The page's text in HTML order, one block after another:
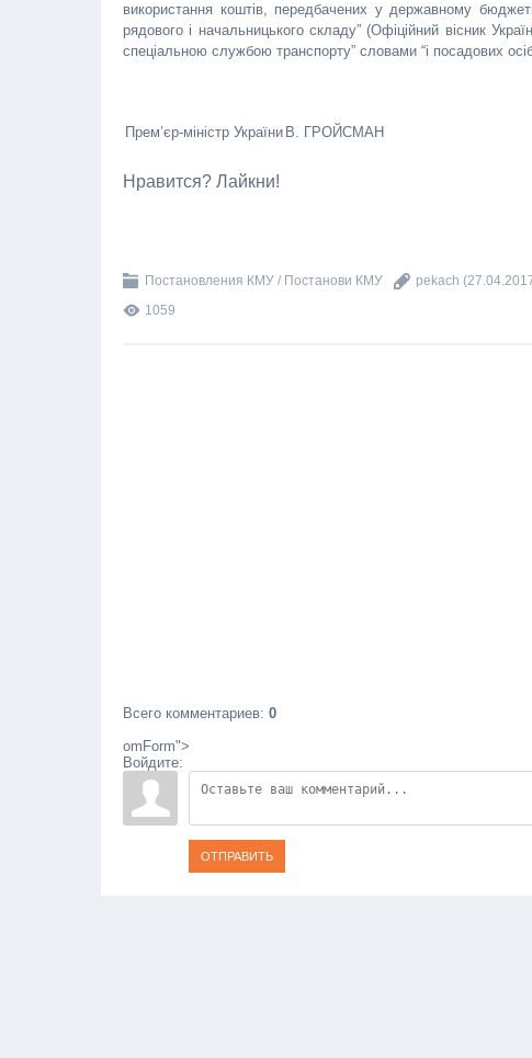
використання коштів, передбачених у державному
рядового і начальницького складу” (Офіційний вісник
спеціальною службою транспорту” словами “і посадових
Прем’єр-міністр України В. ГРОЙСМАН
Нравится? Лайкни!
Постановления КМУ / Постанови КМУ pekach
1059
Всего комментариев: 0
omForm">
Войдите:
ОТПРАВИТЬ